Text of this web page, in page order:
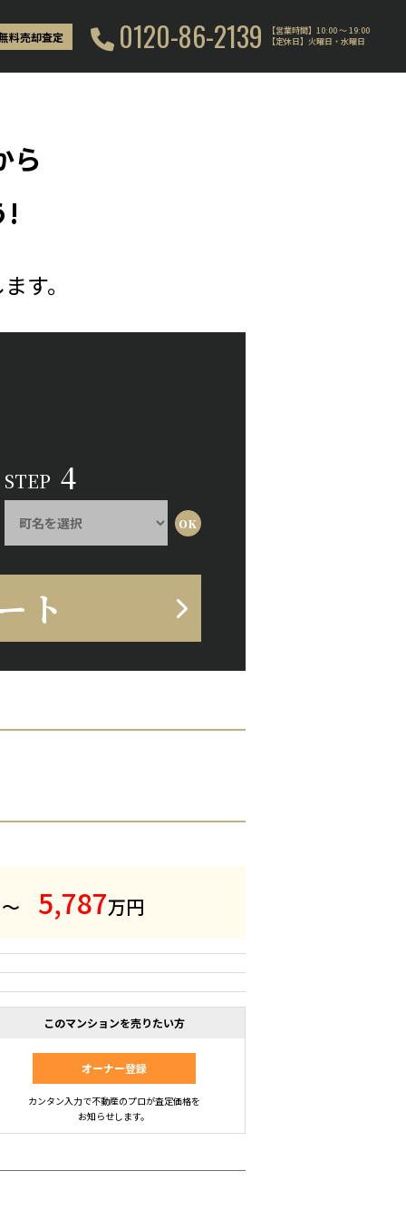
料売却査定 0120-86-2139
【営業時間】10:00 〜 19:00
【定休日】火曜日・水曜日
ら
!
す。
STEP 4
ト
5,787万円
このマンションを売りたい方
オーナー登録
カンタン入力で不動産のプロが査定価格を
お知らせします。